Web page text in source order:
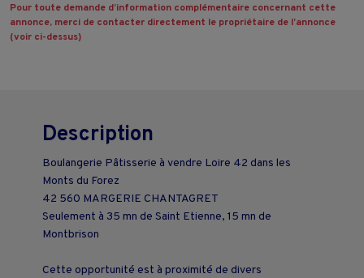
Pour toute demande d’information complémentaire concernant cette
annonce, merci de contacter directement le propriétaire de l’annonce
(voir ci-dessus)
Description
Boulangerie Pâtisserie à vendre Loire 42 dans les
Monts du Forez
42 560 MARGERIE CHANTAGRET
Seulement à 35 mn de Saint Etienne, 15 mn de
Montbrison
Cette opportunité est à proximité de divers